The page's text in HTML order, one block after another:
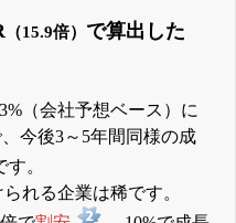
（15.9倍） で算出した
（会社予想ベース）に
今後3～5年間同様の成
す。
れる企業は稀です。